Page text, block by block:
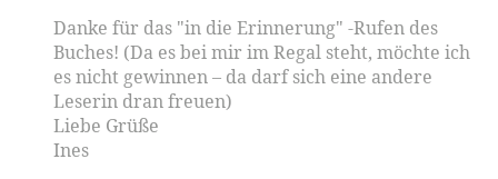
Danke für das "in die Erinnerung" -Rufen des
Buches! (Da es bei mir im Regal steht, möchte ich
es nicht gewinnen – da darf sich eine andere
Leserin dran freuen)
Liebe Grüße
Ines